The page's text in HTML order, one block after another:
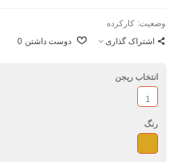
وضعیت: کارکرده
اشتراک گذاری
دوست داشتن 0
انتخاب ریجن
1
رنگ
طلائی